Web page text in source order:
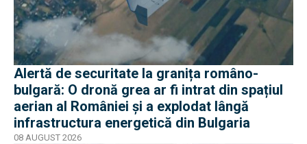
Alertă de securitate la granița româno-
bulgară: O dronă grea ar fi intrat din spațiul
aerian al României și a explodat lângă
infrastructura energetică din Bulgaria
08 AUGUST 2026